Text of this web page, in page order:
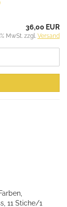
36,00 EUR
MwSt. zzgl. Versand
11 Stiche/1